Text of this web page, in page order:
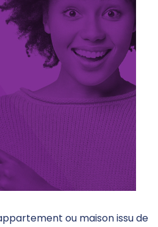
ou maison issu de